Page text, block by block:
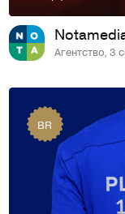
Агентство, 3
BR